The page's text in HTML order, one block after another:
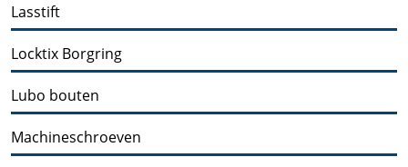
Lasstift
Locktix Borgring
Lubo bouten
Machineschroeven